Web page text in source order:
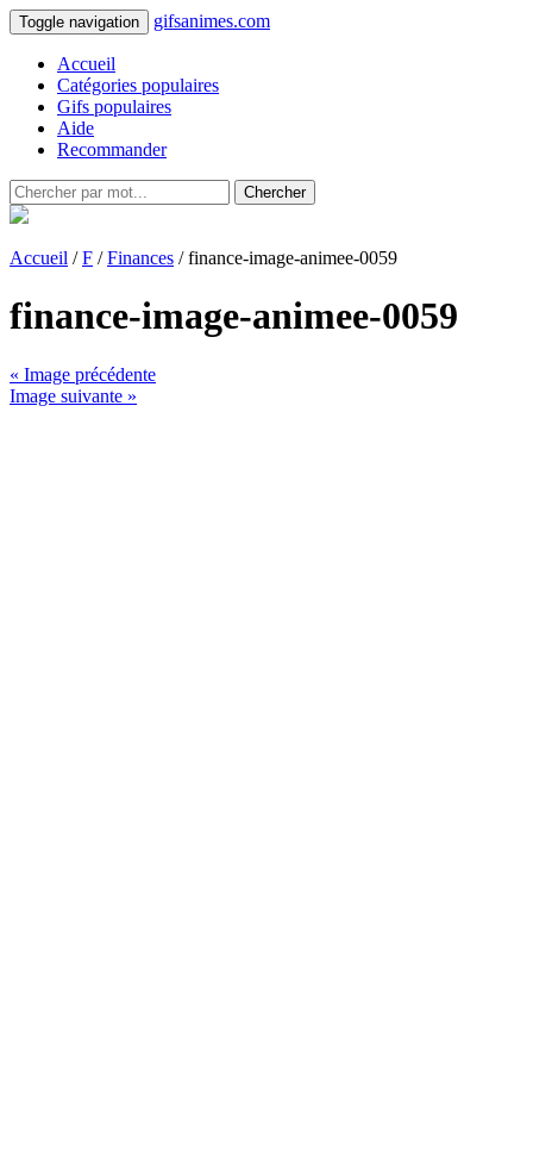
Toggle navigation gifsanimes.com
Accueil
Catégories populaires
Gifs populaires
Aide
Recommander
Chercher
Accueil /F /Finances / finance-image-animee-0059
finance-image-animee-0059
« Image précédente
Image suivante »